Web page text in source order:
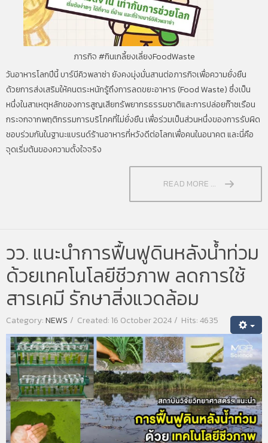
ภารกิจ #กินเกลี้ยงเลี่ยงFoodWaste
วันอาหารโลกปีนี้ บาร์บีคิวพลาซ่า ยังคงมุ่งมั่นสานต่อภารกิจเพื่อความยั่งยืน
ด้วยการส่งเสริมให้คนตระหนักรู้ถึงการลดขยะอาหาร (Food Waste) ซึ่งเป็น
หนึ่งในสาเหตุหลักของการสูญเสียทรัพยากรธรรมชาติและการปล่อยก๊าซเรือน
กระจกจากพฤติกรรมการบริโภคที่ไม่ยั่งยืน เพื่อร่วมเป็นส่วนหนึ่งของการรับผิด
ชอบร่วมกันในฐานะแบรนด์ร้านอาหารที่หวังดีต่อโลกเพื่อคนในอนาคต และนี่คือ
จุดเริ่มต้นของความตั้งใจจริง
READ MORE ...
วว. แนะนำการฟื้นฟูดินหลังน้ำท่วม
ด้วยเทคโนโลยีชีวภาพ ลดการใช้
สารเคมี รักษาสิ่งแวดล้อม
Category:NEWS Created: 16 October 2024 Hits: 4635